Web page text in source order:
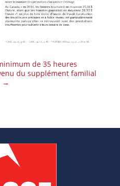
de 35 heures
du supplément familial
→